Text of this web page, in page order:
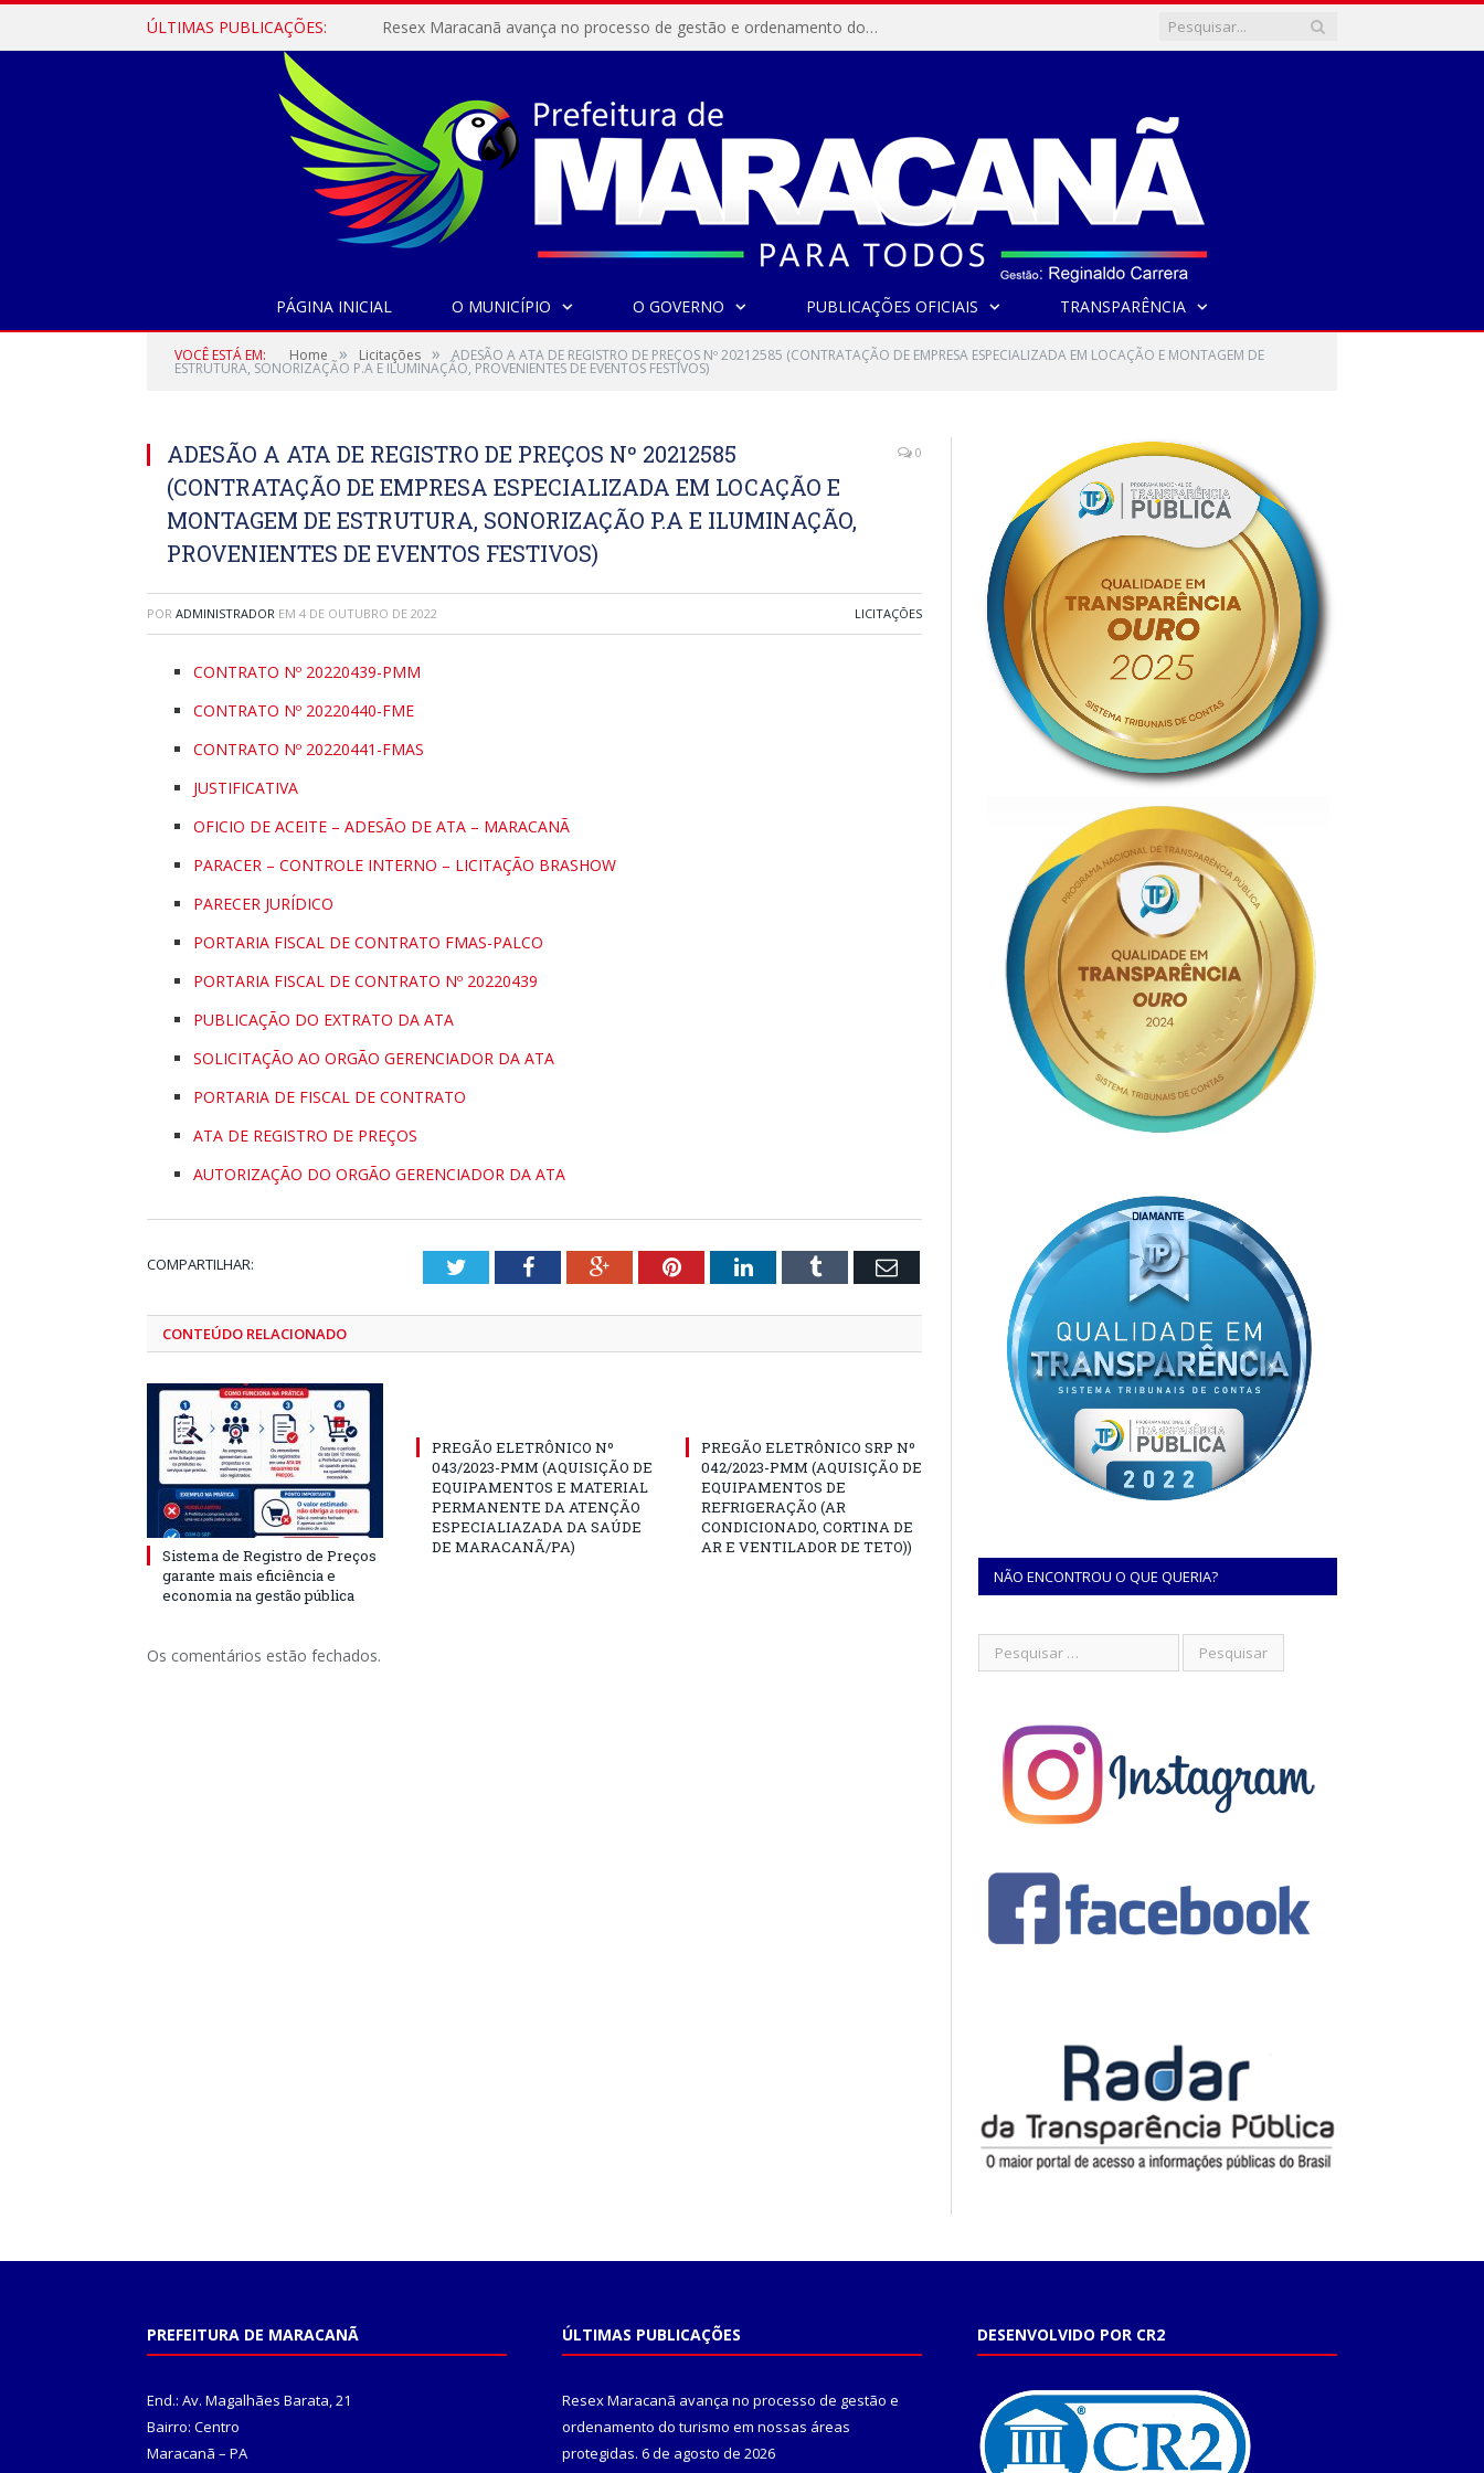
ÚLTIMAS PUBLICAÇÕES: Resex Maracanã avança no processo de gestão e ordenamento do turismo em nossas áreas protegidas.
PÁGINA INICIAL O MUNICÍPIO O GOVERNO PUBLICAÇÕES OFICIAIS TRANSPARÊNCIA
VOCÊ ESTÁ EM: Home » Licitações » ADESÃO A ATA DE REGISTRO DE PREÇOS Nº 20212585 (CONTRATAÇÃO DE EMPRESA ESPECIALIZADA EM LOCAÇÃO E MONTAGEM DE
ESTRUTURA, SONORIZAÇÃO P.A E ILUMINAÇÃO, PROVENIENTES DE EVENTOS FESTIVOS)
ADESÃO A ATA DE REGISTRO DE PREÇOS Nº 20212585
(CONTRATAÇÃO DE EMPRESA ESPECIALIZADA EM LOCAÇÃO E
MONTAGEM DE ESTRUTURA, SONORIZAÇÃO P.A E ILUMINAÇÃO,
PROVENIENTES DE EVENTOS FESTIVOS)
0
POR ADMINISTRADOR EM 4 DE OUTUBRO DE 2022 LICITAÇÕES
CONTRATO Nº 20220439-PMM
CONTRATO Nº 20220440-FME
CONTRATO Nº 20220441-FMAS
JUSTIFICATIVA
OFICIO DE ACEITE – ADESÃO DE ATA – MARACANÃ
PARACER – CONTROLE INTERNO – LICITAÇÃO BRASHOW
PARECER JURÍDICO
PORTARIA FISCAL DE CONTRATO FMAS-PALCO
PORTARIA FISCAL DE CONTRATO Nº 20220439
PUBLICAÇÃO DO EXTRATO DA ATA
SOLICITAÇÃO AO ORGÃO GERENCIADOR DA ATA
PORTARIA DE FISCAL DE CONTRATO
ATA DE REGISTRO DE PREÇOS
AUTORIZAÇÃO DO ORGÃO GERENCIADOR DA ATA
COMPARTILHAR: TwitterFacebookGoogle+PinterestLinkedInTumblr Email
CONTEÚDO RELACIONADO
Sistema de Registro de Preços
garante mais eficiência e
economia na gestão pública
PREGÃO ELETRÔNICO Nº
043/2023-PMM (AQUISIÇÃO DE
EQUIPAMENTOS E MATERIAL
PERMANENTE DA ATENÇÃO
ESPECIALIAZADA DA SAÚDE
DE MARACANÃ/PA)
PREGÃO ELETRÔNICO SRP Nº
042/2023-PMM (AQUISIÇÃO DE
EQUIPAMENTOS DE
REFRIGERAÇÃO (AR
CONDICIONADO, CORTINA DE
AR E VENTILADOR DE TETO))
Os comentários estão fechados.
NÃO ENCONTROU O QUE QUERIA?
PREFEITURA DE MARACANÃ
End.: Av. Magalhães Barata, 21
Bairro: Centro
Maracanã – PA
ÚLTIMAS PUBLICAÇÕES
Resex Maracanã avança no processo de gestão e
ordenamento do turismo em nossas áreas
protegidas. 6 de agosto de 2026
DESENVOLVIDO POR CR2